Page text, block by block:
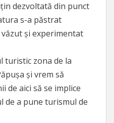
dezvoltată din punct
s-a păstrat
și experimentat
turistic zona de la
și vrem să
de aici să se implice
de a pune turismul de